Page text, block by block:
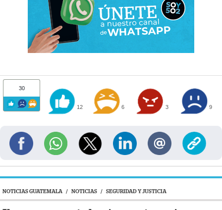
30
12 6 3 9
NOTICIAS GUATEMALA / NOTICIAS / SEGURIDAD Y JUSTICIA